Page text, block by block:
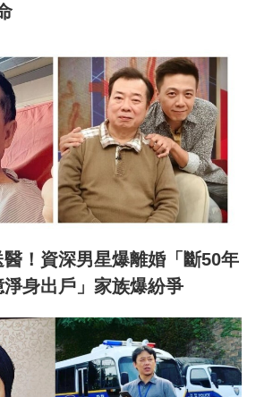
！資深男星爆離婚「斷50年
身出戶」家族爆紛爭